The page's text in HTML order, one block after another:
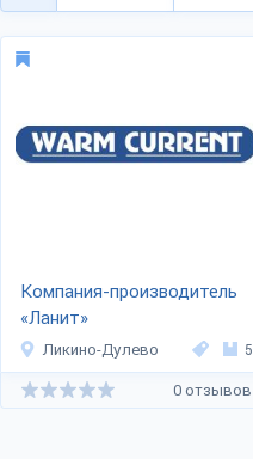
Компания-производитель
«Ланит»
Ликино-Дулево 5
0 отзывов